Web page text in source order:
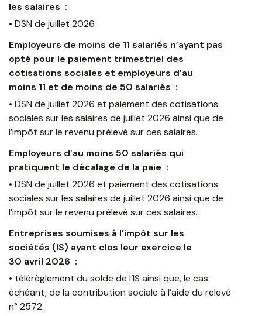
les salaires :
• DSN de juillet 2026.
Employeurs de moins de 11 salariés n’ayant pas
opté pour le paiement trimestriel des
cotisations sociales et employeurs d’au
moins 11 et de moins de 50 salariés :
• DSN de juillet 2026 et paiement des cotisations
sociales sur les salaires de juillet 2026 ainsi que de
l’impôt sur le revenu prélevé sur ces salaires.
Employeurs d’au moins 50 salariés qui
pratiquent le décalage de la paie :
• DSN de juillet 2026 et paiement des cotisations
sociales sur les salaires de juillet 2026 ainsi que de
l’impôt sur le revenu prélevé sur ces salaires.
Entreprises soumises à l’impôt sur les
sociétés (IS) ayant clos leur exercice le
30 avril 2026 :
• télérèglement du solde de l’IS ainsi que, le cas
échéant, de la contribution sociale à l’aide du relevé
n° 2572.